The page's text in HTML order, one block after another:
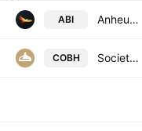
ABI Anheuser-Busch InBev SA/NV
COBH Societe commerciale de brasserie